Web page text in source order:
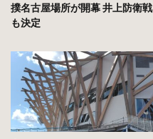
撲名古屋場所が開幕 井上防衛戦
も決定